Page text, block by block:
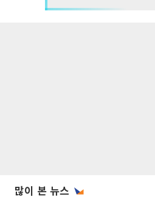
많이 본 뉴스